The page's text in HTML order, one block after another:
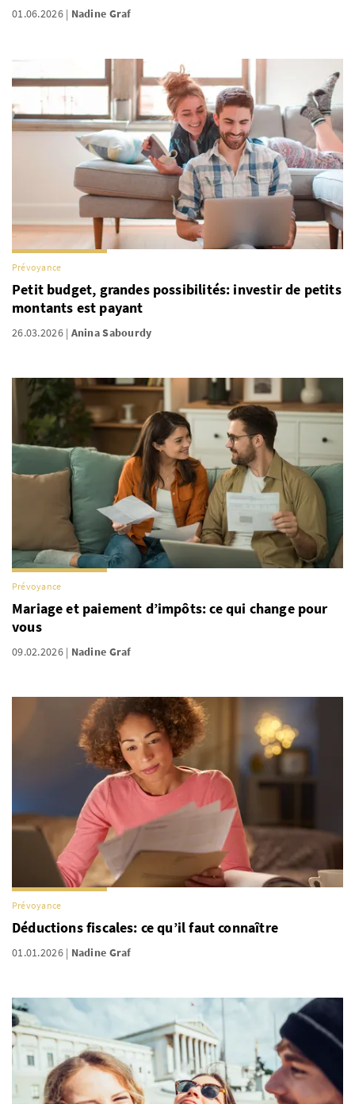
01.06.2026 Nadine Graf
Prévoyance
Petit budget, grandes possibilités: investir de petits
montants est payant
26.03.2026 Anina Sabourdy
Prévoyance
Mariage et paiement d’impôts: ce qui change pour
vous
09.02.2026 Nadine Graf
Prévoyance
Déductions fiscales: ce qu’il faut connaître
01.01.2026 Nadine Graf